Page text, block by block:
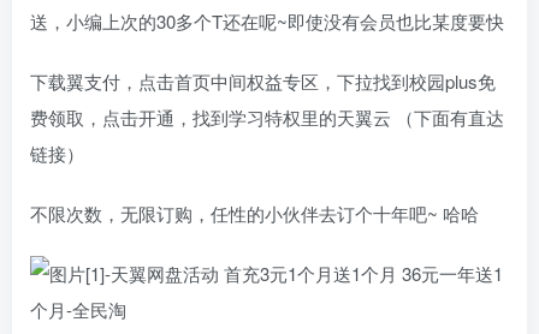
送，小编上次的30多个T还在呢~即使没有会员也比某度要快
下载翼支付，点击首页中间权益专区，下拉找到校园plus免
费领取，点击开通，找到学习特权里的天翼云 （下面有直达
链接）
不限次数，无限订购，任性的小伙伴去订个十年吧~ 哈哈